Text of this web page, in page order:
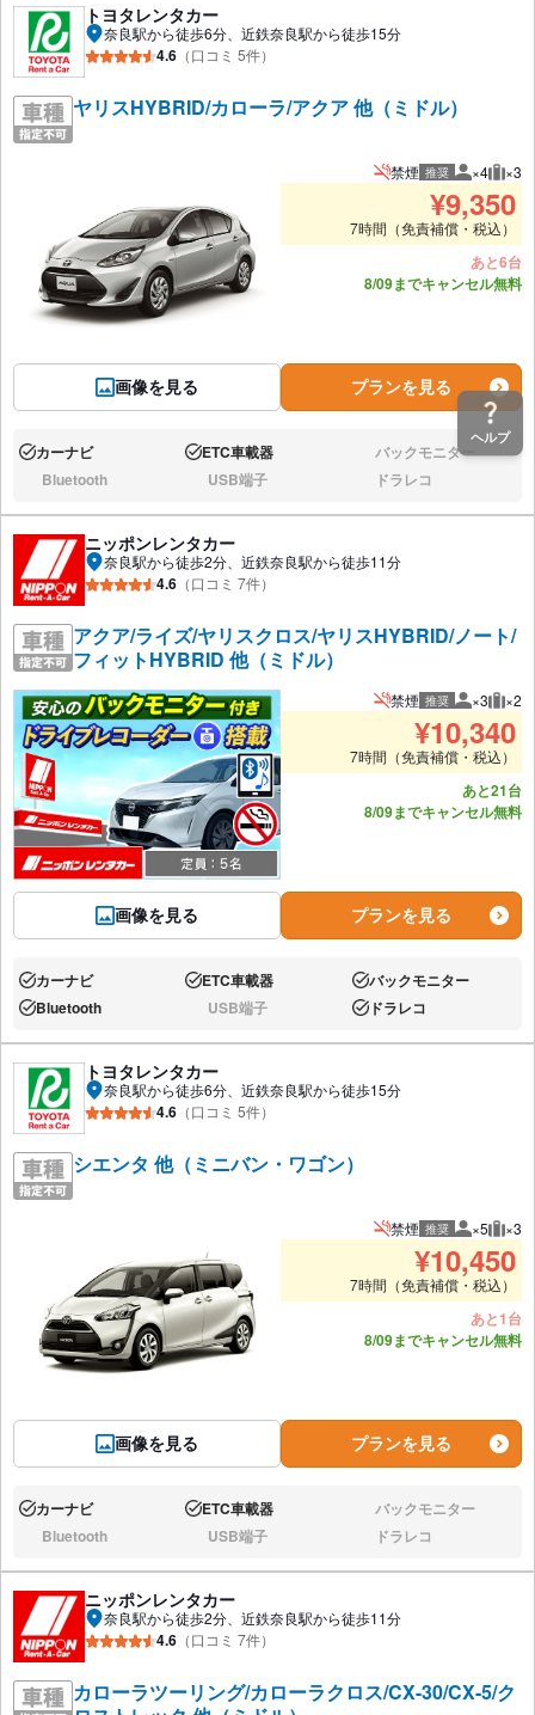
トヨタレンタカー
奈良駅から徒歩6分、近鉄奈良駅から徒歩15分
4.6 （口コミ 5件）
ヤリスHYBRID/カローラ/アクア 他（ミドル）
画像を見る
禁煙 推奨 推奨人数
×4 推
×3
¥9,350
7時間（免責補償・税込）
あと6台
8/09までキャンセル無料
プランを見る
あり:カーナビ あり:ETC車載器 なし:バックモニター
なし:Bluetooth なし:USB端子 なし:ドラレコ
ニッポンレンタカー
奈良駅から徒歩2分、近鉄奈良駅から徒歩11分
4.6 （口コミ 7件）
アクア/ライズ/ヤリスクロス/ヤリスHYBRID/ノート/
フィットHYBRID 他（ミドル）
画像を見る
禁煙 推奨 推奨人数
×3 推
×2
¥10,340
7時間（免責補償・税込）
あと21台
8/09までキャンセル無料
プランを見る
あり:カーナビ あり:ETC車載器 あり:バックモニター
あり:Bluetooth なし:USB端子 あり:ドラレコ
トヨタレンタカー
奈良駅から徒歩6分、近鉄奈良駅から徒歩15分
4.6 （口コミ 5件）
シエンタ 他（ミニバン・ワゴン）
画像を見る
禁煙 推奨 推奨人数
×5 推
×3
¥10,450
7時間（免責補償・税込）
あと1台
8/09までキャンセル無料
プランを見る
あり:カーナビ あり:ETC車載器 なし:バックモニター
なし:Bluetooth なし:USB端子 なし:ドラレコ
ニッポンレンタカー
奈良駅から徒歩2分、近鉄奈良駅から徒歩11分
4.6 （口コミ 7件）
カローラツーリング/カローラクロス/CX-30/CX-5/ク
ヘルプ